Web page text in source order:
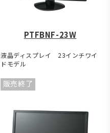
PTFBNF-23W
液晶ディスプレイ 23インチワイ
ドモデル
販売終了